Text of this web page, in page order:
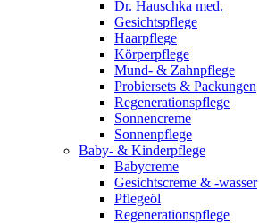
Dr. Hauschka med.
Gesichtspflege
Haarpflege
Körperpflege
Mund- & Zahnpflege
Probiersets & Packungen
Regenerationspflege
Sonnencreme
Sonnenpflege
Baby- & Kinderpflege
Babycreme
Gesichtscreme & -wasser
Pflegeöl
Regenerationspflege